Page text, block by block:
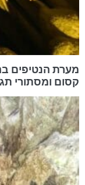
מערת הנטיפים
קסום ומסתורי